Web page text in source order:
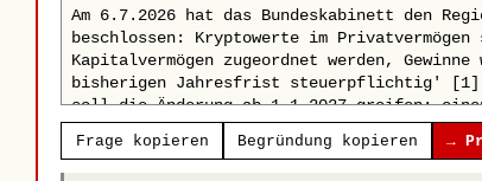
Frage kopieren Begründung kopieren →